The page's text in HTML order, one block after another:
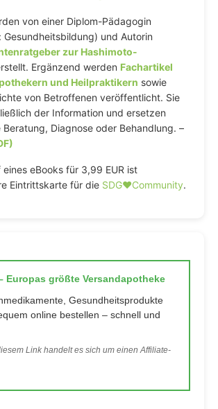
von einer Diplom-Pädagogin
Gesundheitsbildung) und Autorin
zur Hashimoto-
Ergänzend werden Fachartikel
und Heilpraktikern sowie
von Betroffenen veröffentlicht. Sie
der Information und ersetzen
Diagnose oder Behandlung. –
eBooks für 3,99 EUR ist
Eintrittskarte für die SDG♥️Community.
Europas größte Versandapotheke
Gesundheitsprodukte
online bestellen – schnell und
Link handelt es sich um einen Affiliate-